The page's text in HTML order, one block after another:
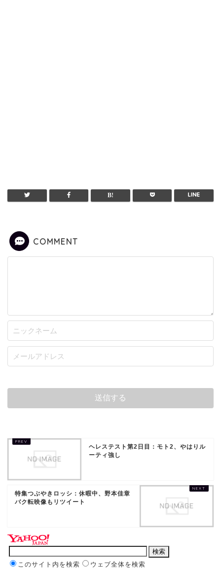
COMMENT
ヘレステスト第2日目：モト2、やはりル
ーティ強し
特集つぶやきロッシ：休暇中、野本佳章
バク転映像もリツイート
このサイト内を検索 ウェブ全体を検索